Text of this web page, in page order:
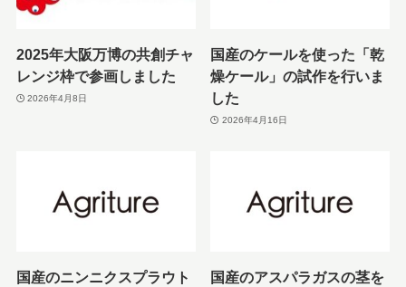
2025年大阪万博の共創チャ
レンジ枠で参画しました
2026年4月8日
国産のケールを使った「乾
燥ケール」の試作を行いま
した
2026年4月16日
国産のニンニクスプラウト
国産のアスパラガスの茎を